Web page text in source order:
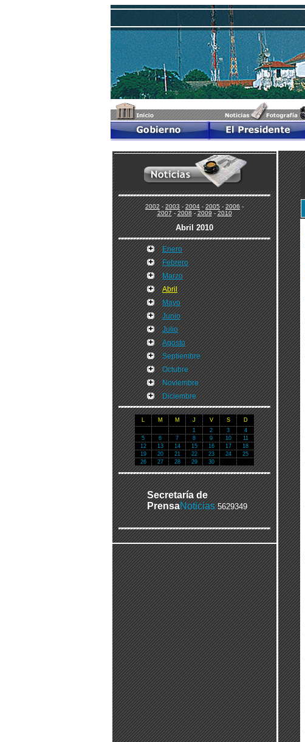
2002-2003-2004-2005-2006-
2007-2008-2009-2010
Abril 2010
Enero
Febrero
Marzo
Abril
Mayo
Junio
Julio
Agosto
Septiembre
Octubre
Noviembre
Diciembre
L M M J V S
D
1
2 3
4
5
6 7 8 9 10
11
12
13 14 15 16 17
18
19
20 21 22 23 24
25
26
27 28 29 30
Secretaría de
PrensaNoticias 5629349